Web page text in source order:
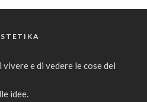
e di vedere le cose del
idee.